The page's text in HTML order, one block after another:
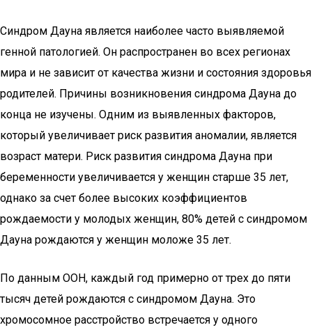
Синдром Дауна является наиболее часто выявляемой
генной патологией. Он распространен во всех регионах
мира и не зависит от качества жизни и состояния здоровья
родителей. Причины возникновения синдрома Дауна до
конца не изучены. Одним из выявленных факторов,
который увеличивает риск развития аномалии, является
возраст матери. Риск развития синдрома Дауна при
беременности увеличивается у женщин старше 35 лет,
однако за счет более высоких коэффициентов
рождаемости у молодых женщин, 80% детей с синдромом
Дауна рождаются у женщин моложе 35 лет.
По данным ООН, каждый год примерно от трех до пяти
тысяч детей рождаются с синдромом Дауна. Это
хромосомное расстройство встречается у одного